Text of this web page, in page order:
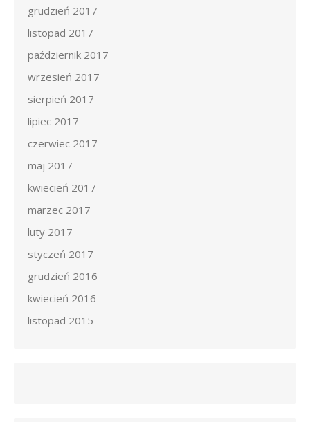
grudzień 2017
listopad 2017
październik 2017
wrzesień 2017
sierpień 2017
lipiec 2017
czerwiec 2017
maj 2017
kwiecień 2017
marzec 2017
luty 2017
styczeń 2017
grudzień 2016
kwiecień 2016
listopad 2015